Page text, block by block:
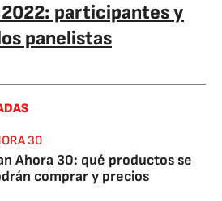
2022: participantes y
panelistas
30
Ahora 30: qué productos se
comprar y precios